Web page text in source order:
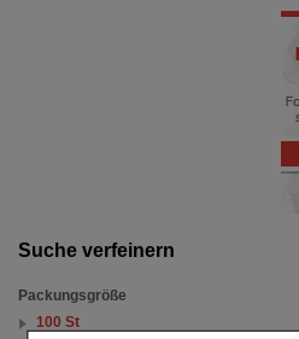
Suche verfeinern
Packungsgröße
100 St
(auswahl entfernen)